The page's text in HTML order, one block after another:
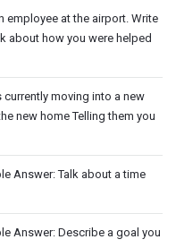
employee at the airport. Write
about how you were helped
moving into a new
new home Telling them you
Answer: Talk about a time
Answer: Describe a goal you